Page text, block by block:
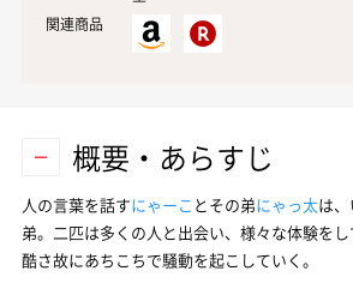
関連商品
概要・あらすじ
人の言葉を話すにゃーこ とその弟にゃっ太は
弟。二匹は多くの人と出会い、様々な体験を
酷さ故にあちこちで騒動を起こしていく。